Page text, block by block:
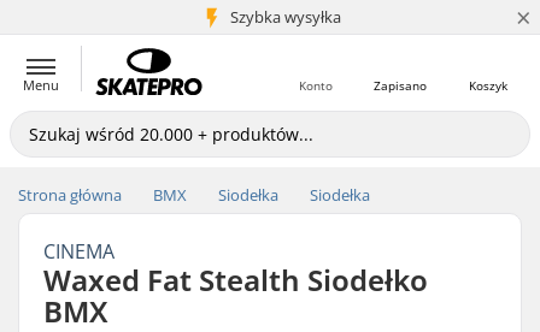
Szybka wysyłka
5+ mln klientów ×
Menu Koszyk
Zapisano
Konto
Strona główna BMX Siodełka Siodełka
CINEMA
Waxed Fat Stealth Siodełko
BMX